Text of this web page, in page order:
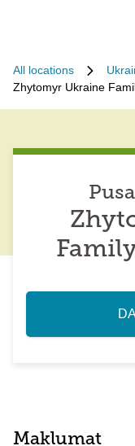
All locations
Zhytomyr Ukraine
Maklumat